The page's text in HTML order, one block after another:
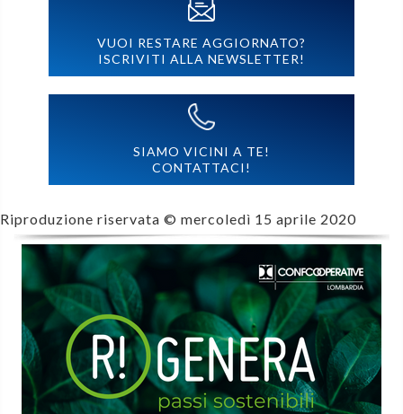
VUOI RESTARE AGGIORNATO?
ISCRIVITI ALLA NEWSLETTER!
SIAMO VICINI A TE!
CONTATTACI!
Riproduzione riservata © mercoledì 15 aprile 2020